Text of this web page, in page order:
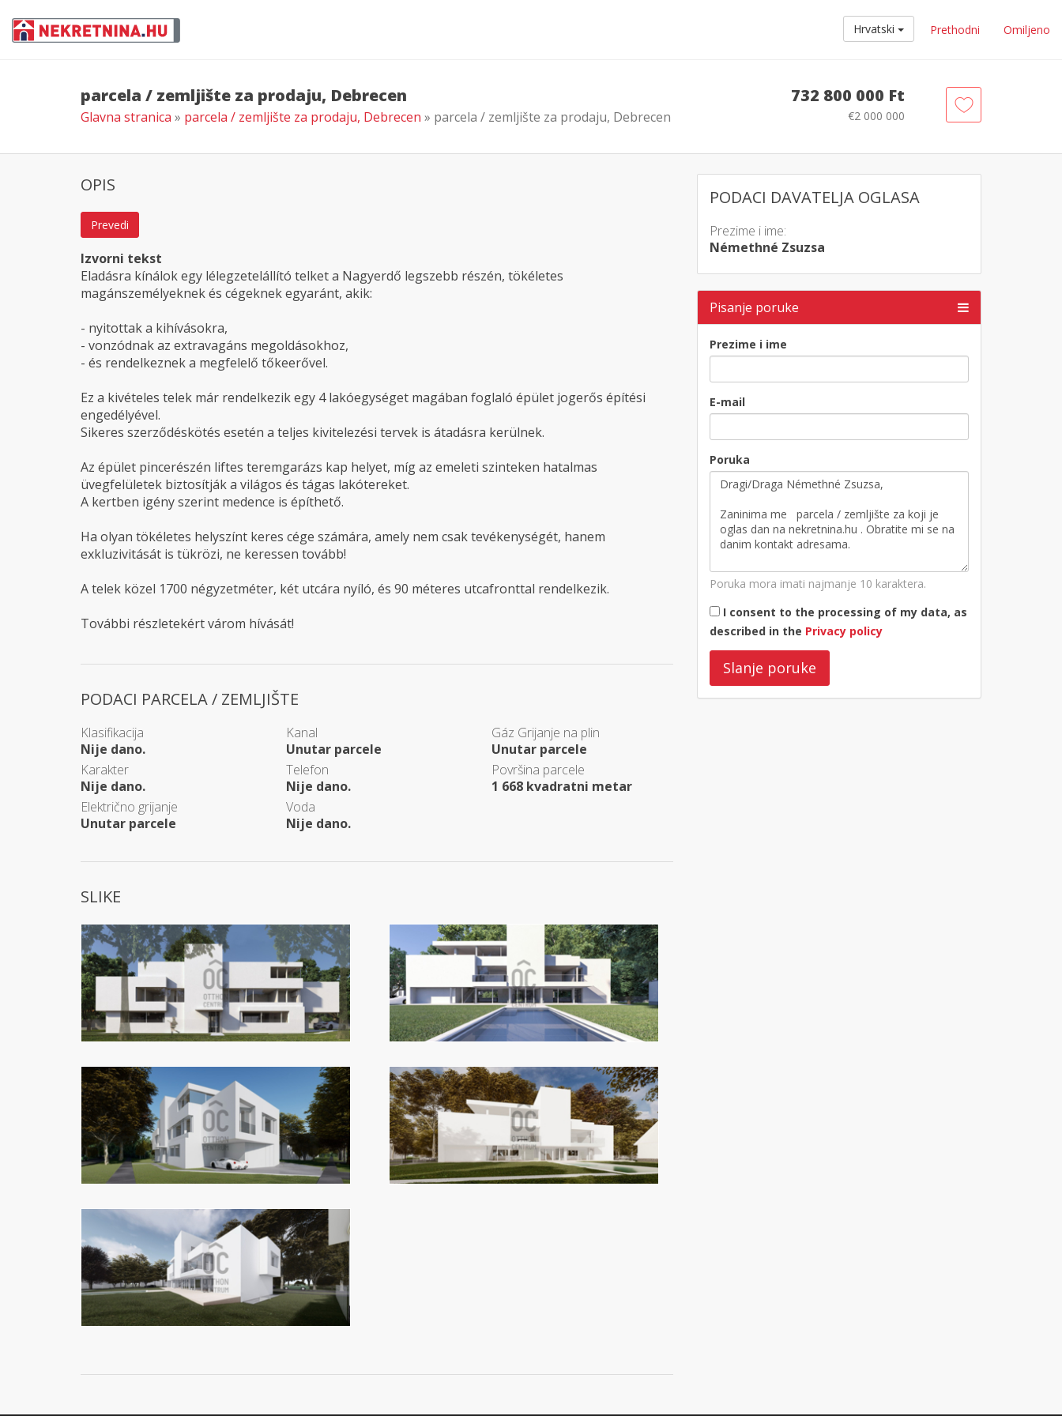
Hrvatski Prethodni Omiljeno
parcela / zemljište za prodaju, Debrecen
Glavna stranica » parcela / zemljište za prodaju, Debrecen » parcela / zemljište za prodaju, Debrecen
732 800 000 Ft
€2 000 000
PODACI DAVATELJA OGLASA
Prezime i ime:
Némethné Zsuzsa
Pisanje poruke
Prezime i ime
E-mail
Poruka
Poruka mora imati najmanje 10 karaktera.
I consent to the processing of my data, as
described in the Privacy policy
Slanje poruke
OPIS
Prevedi
Izvorni tekst
Eladásra kínálok egy lélegzetelállító telket a Nagyerdő legszebb részén, tökéletes
magánszemélyeknek és cégeknek egyaránt, akik:
- nyitottak a kihívásokra,
- vonzódnak az extravagáns megoldásokhoz,
- és rendelkeznek a megfelelő tőkeerővel.
Ez a kivételes telek már rendelkezik egy 4 lakóegységet magában foglaló épület jogerős építési
engedélyével.
Sikeres szerződéskötés esetén a teljes kivitelezési tervek is átadásra kerülnek.
Az épület pincerészén liftes teremgarázs kap helyet, míg az emeleti szinteken hatalmas
üvegfelületek biztosítják a világos és tágas lakótereket.
A kertben igény szerint medence is építhető.
Ha olyan tökéletes helyszínt keres cége számára, amely nem csak tevékenységét, hanem
exkluzivitását is tükrözi, ne keressen tovább!
A telek közel 1700 négyzetméter, két utcára nyíló, és 90 méteres utcafronttal rendelkezik.
További részletekért várom hívását!
PODACI PARCELA / ZEMLJIŠTE
Klasifikacija
Nije dano.
Kanal
Unutar parcele
Gáz Grijanje na plin
Unutar parcele
Karakter
Nije dano.
Telefon
Nije dano.
Površina parcele
1 668 kvadratni metar
Električno grijanje
Unutar parcele
Voda
Nije dano.
SLIKE